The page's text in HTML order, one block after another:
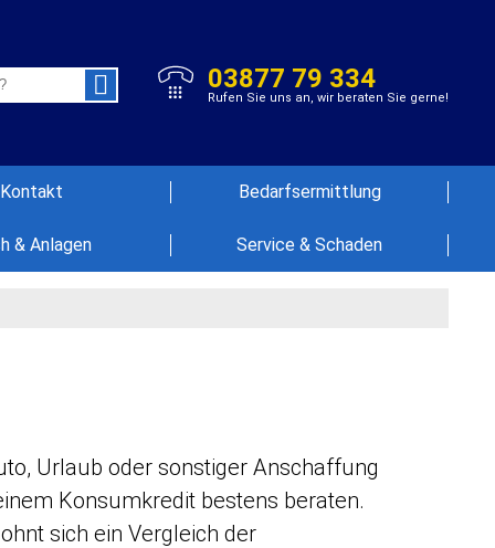
03877 79 334
Rufen Sie uns an, wir beraten Sie gerne!
Kontakt Bedarfsermittlung
& Anlagen Service & Schaden
Urlaub oder sonstiger Anschaffung
Konsumkredit bestens beraten.
sich ein Vergleich der